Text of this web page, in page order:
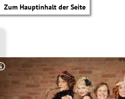
Zum Hauptinhalt der Seite
Copyright-Hinweis öffnen/schließen